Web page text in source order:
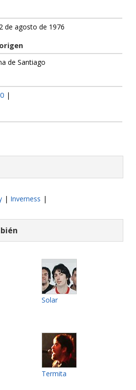
de agosto de 1976
de Santiago
|
| Inverness |
Solar
Termita